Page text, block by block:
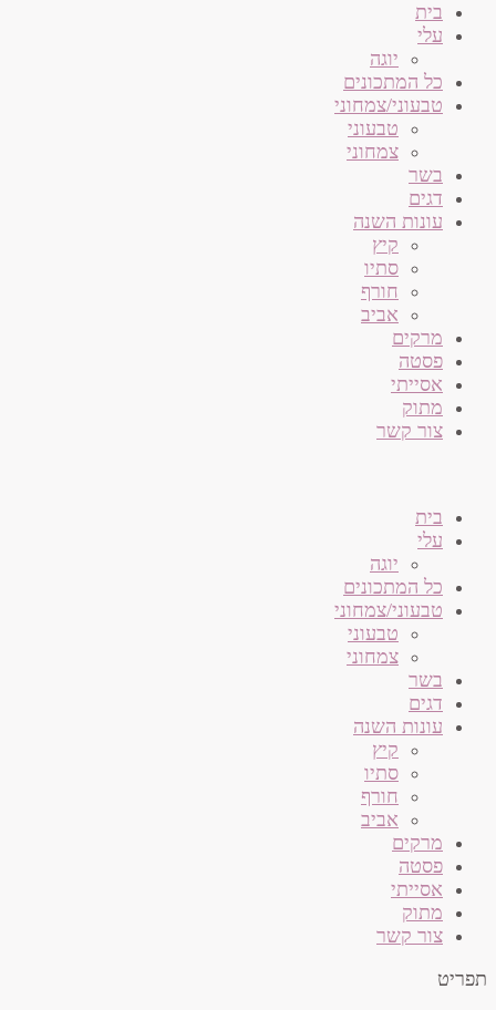
בית
עלי
יוגה
כל המתכונים
טבעוני/צמחוני
טבעוני
צמחוני
בשר
דגים
עונות השנה
קיץ
סתיו
חורף
אביב
מרקים
פסטה
אסייתי
מתוק
צור קשר
בית
עלי
יוגה
כל המתכונים
טבעוני/צמחוני
טבעוני
צמחוני
בשר
דגים
עונות השנה
קיץ
סתיו
חורף
אביב
מרקים
פסטה
אסייתי
מתוק
צור קשר
תפריט